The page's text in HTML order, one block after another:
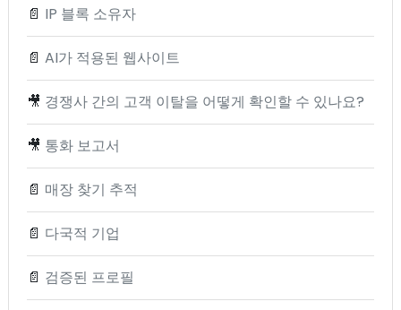
📄 IP 블록 소유자
📄 AI가 적용된 웹사이트
🎥 경쟁사 간의 고객 이탈을 어떻게 확인할 수 있나요?
🎥 통화 보고서
📄 매장 찾기 추적
📄 다국적 기업
📄 검증된 프로필